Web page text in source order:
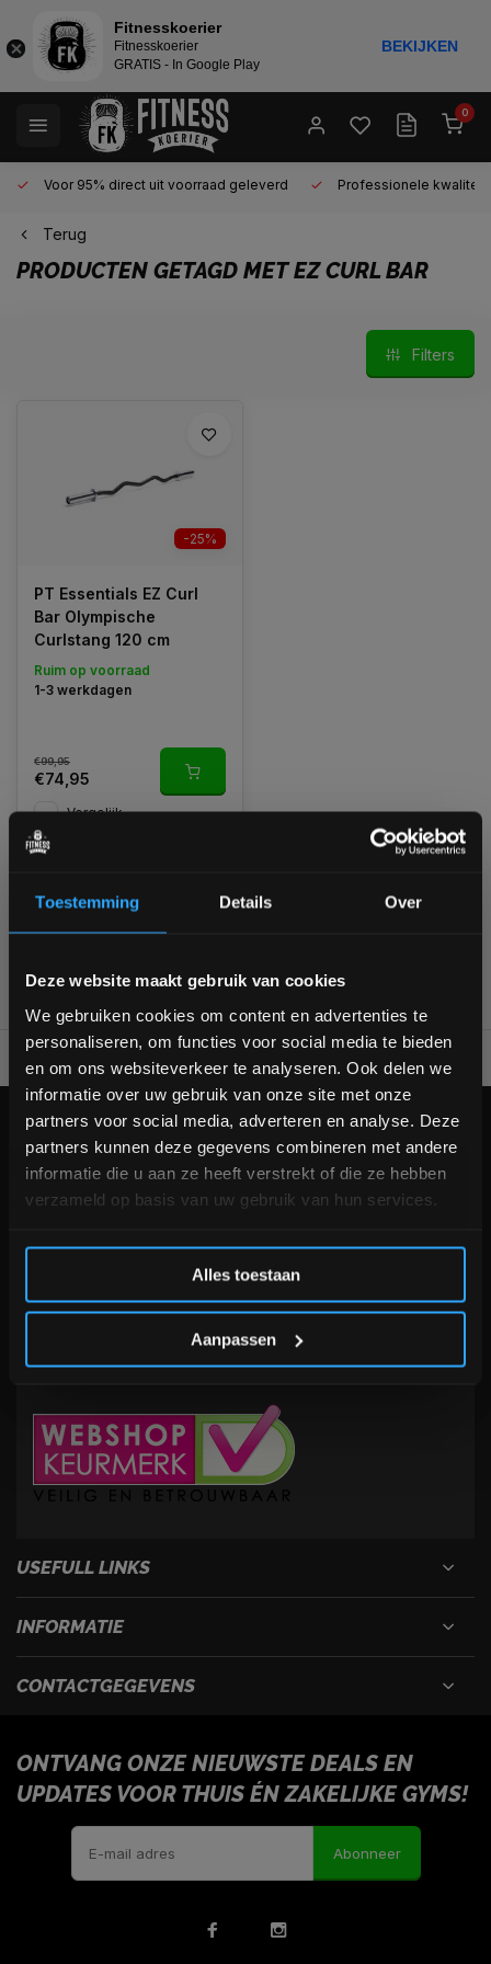
Toestemming Details Over
Deze website maakt gebruik van cookies
We gebruiken cookies om content en advertenties te
personaliseren, om functies voor social media te bieden
en om ons websiteverkeer te analyseren. Ook delen we
informatie over uw gebruik van onze site met onze
partners voor social media, adverteren en analyse. Deze
partners kunnen deze gegevens combineren met andere
informatie die u aan ze heeft verstrekt of die ze hebben
verzameld op basis van uw gebruik van hun services.
Alles toestaan
Aanpassen
0
Voor 95% direct uit voorraad geleverd Professionele kwaliteit
Terug
PRODUCTEN GETAGD MET EZ CURL BAR
Filters
-25%
PT Essentials EZ Curl
Bar Olympische
Curlstang 120 cm
Ruim op voorraad
1-3 werkdagen
€99,95
€74,95
Vergelijk
1
Voor 95% direct uit voorraad geleverd Professionele
KLANTENSERVICE
Veelgestelde vragen
+31 (0)24 645 1309
USEFULL LINKS
INFORMATIE
CONTACTGEGEVENS
ONTVANG ONZE NIEUWSTE DEALS EN
UPDATES VOOR THUIS ÉN ZAKELIJKE GYMS!
Abonneer
Bam! 5% korting op je volgende
Schrijf je in voor onze nieuwsbrief om op de hoogte te
blijven over onze nieuwe producten, deals en meer
interessante info. Ontvang 5% korting op je eerstvolgende
aankoop! 😀
Inschrijven
*Verzendkosten vallen buiten de korting
Fitnesskoerier
Fitnesskoerier
GRATIS - In Google Play
BEKIJKEN